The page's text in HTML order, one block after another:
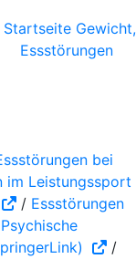
Startseite Gewicht,
Essstörungen
bei
im Leistungssport
/ Essstörungen
Psychische
/